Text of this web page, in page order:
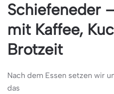
Schiefeneder
mit Kaffee,
Brotzeit
Nach dem Essen setzen wir
das